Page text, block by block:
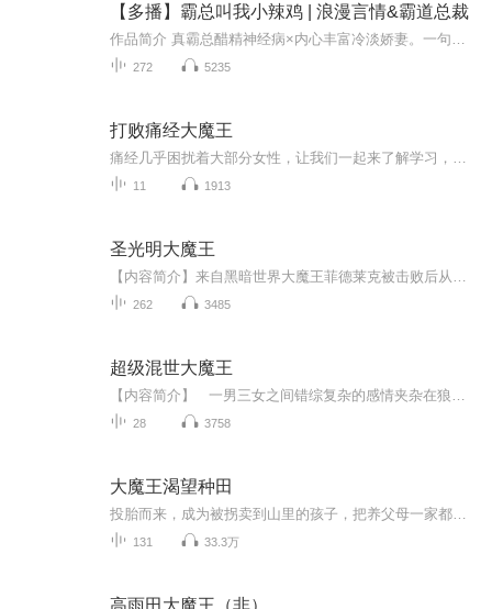
【多播】霸总叫我小辣鸡 | 浪漫言情&霸道总裁
272 5235
打败痛经大魔王
11 1913
圣光明大魔王
262 3485
超级混世大魔王
28 3758
大魔王渴望种田
131 33.3万
高雨田大魔王（非）